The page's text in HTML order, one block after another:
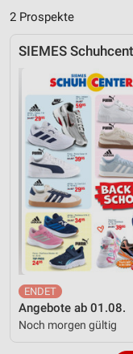
2 Prospekte
SIEMES
Angebote ab 01.08.
Noch morgen gültig